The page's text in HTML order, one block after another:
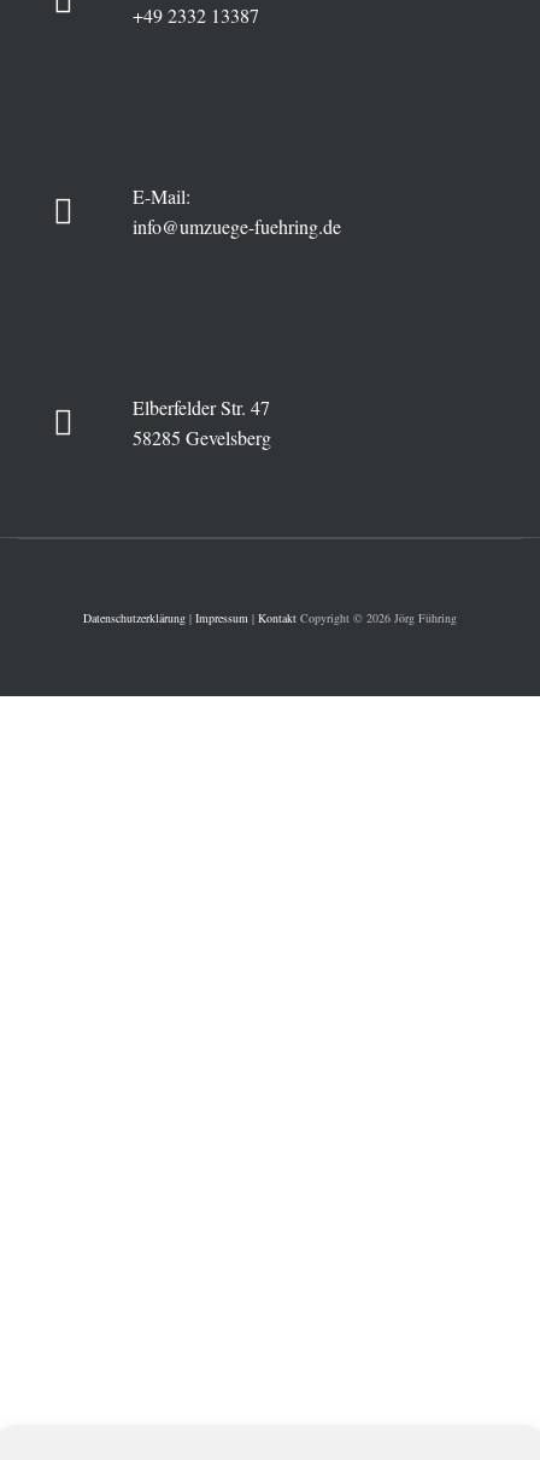
+49 2332 13387
E-Mail:
info@umzuege-fuehring.de
Elberfelder Str. 47
58285 Gevelsberg
Datenschutzerklärung | Impressum | Kontakt Copyright © 2026 Jörg Führing